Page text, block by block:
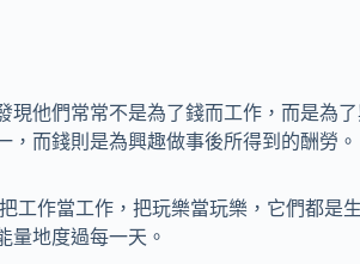
現他們常常不是為了錢而工作，而是為
而錢則是為興趣做事後所得到的酬勞。
工作當工作，把玩樂當玩樂，它們都是
量地度過每一天。